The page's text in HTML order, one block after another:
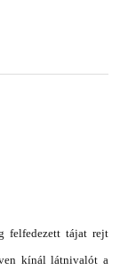
felfedezett tájat rejt
kínál látnivalót a